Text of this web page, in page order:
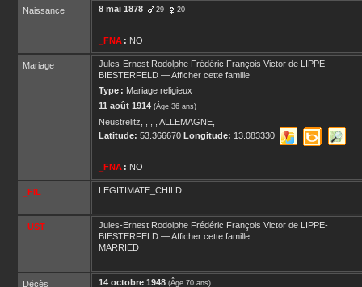
Naissance 8 mai 1878 29 20
_FNA : NO
Mariage Jules-Ernest Rodolphe Frédéric François Victor de LIPPE-
BIESTERFELD —Afficher cette famille
Type : Mariage religieux
11 août 1914 (Âge 36 ans)
Neustrelitz, , , , ALLEMAGNE,
Latitude: 53.366670 Longitude: 13.083330
_FNA : NO
_FIL LEGITIMATE_CHILD
_UST Jules-Ernest Rodolphe Frédéric François Victor de LIPPE-
BIESTERFELD —Afficher cette famille
MARRIED
Décès 14 octobre 1948 (Âge 70 ans)